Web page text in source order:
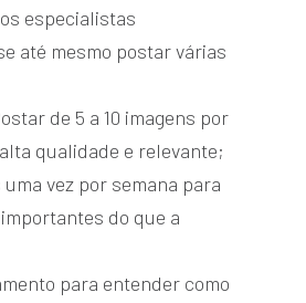
especialistas
até mesmo postar várias
de 5 a 10 imagens por
qualidade e relevante;
vez por semana para
do que a
para entender como